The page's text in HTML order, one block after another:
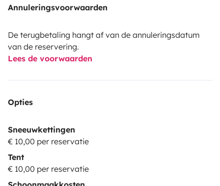
Annuleringsvoorwaarden
De terugbetaling hangt af van de annuleringsdatum
van de reservering.
Lees de voorwaarden
Opties
Sneeuwkettingen
€ 10,00 per reservatie
Tent
€ 10,00 per reservatie